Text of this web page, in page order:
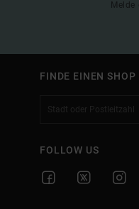
FINDE EINEN SHOP
FOLLOW US